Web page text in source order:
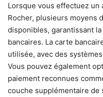
Lorsque vous effectuez un
Rocher, plusieurs moyens
disponibles, garantissant
bancaires. La carte
utilisée, avec des
Vous pouvez également
paiement reconnues
couche supplémentaire de